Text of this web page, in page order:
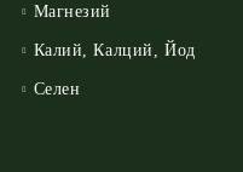
Магнезий
Калий, Калций, Йод
Селен